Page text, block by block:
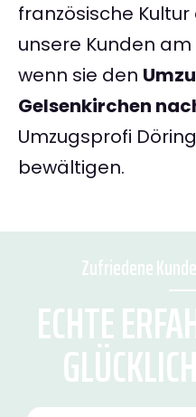
französische
unsere Kunden
wenn sie den
Gelsenkirchen
Umzugsprofi
bewältigen.
Zufriedene
ECHTE